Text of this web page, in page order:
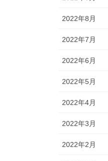
2022年8月
2022年7月
2022年6月
2022年5月
2022年4月
2022年3月
2022年2月